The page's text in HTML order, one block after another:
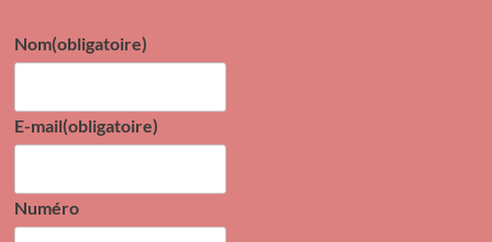
Nom(obligatoire)
E-mail(obligatoire)
Numéro